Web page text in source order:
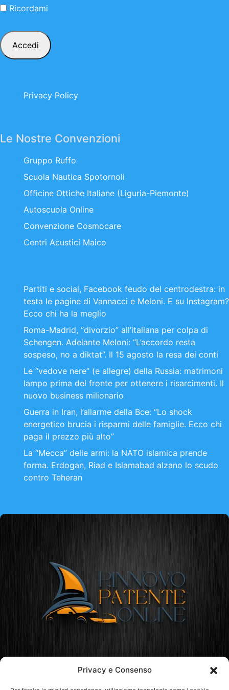
Privacy e Consenso
Ricordami
Privacy Policy
Le Nostre Convenzioni
Gruppo Ruffo
Scuola Nautica Spotornoli
Officine Ottiche Italiane (Liguria-Piemonte)
Autoscuola Online
Convenzione Cosmocare
Centri Acustici Maico
Partiti e social, Facebook feudo del centrodestra: in
testa le pagine di Vannacci e Meloni. E su Instagram?
Ecco chi ha la meglio
Roma-Madrid, “divorzio” all’italiana per colpa di
Schengen. Adelante Meloni: “L’accordo resta
sospeso, no a diktat”. Il 15 agosto la resa dei conti
Le “vedove nere” (e allegre) della Russia: matrimoni
lampo prima del fronte per ottenere i risarcimenti. Il
nuovo business milionario
Guerra in Iran, l’allarme della Bce: “Lo shock
energetico brucia i risparmi delle famiglie. Ecco chi
paga il prezzo più alto”
La “Mecca” delle armi: la NATO islamica prende
forma. Erdogan, Riad e Islamabad alzano lo scudo
contro Teheran
Rinnovo Patente Online